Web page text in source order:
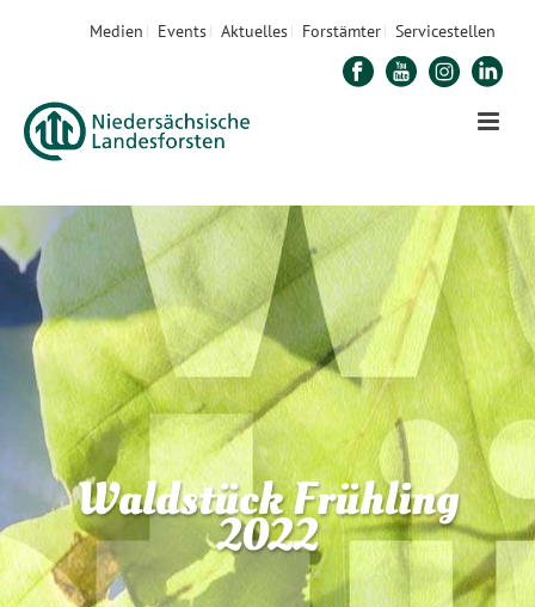
Medien Events Aktuelles Forstämter Servicestellen
Waldstück Frühling
2022